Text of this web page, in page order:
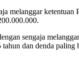
melanggar
sengaja
dan denda